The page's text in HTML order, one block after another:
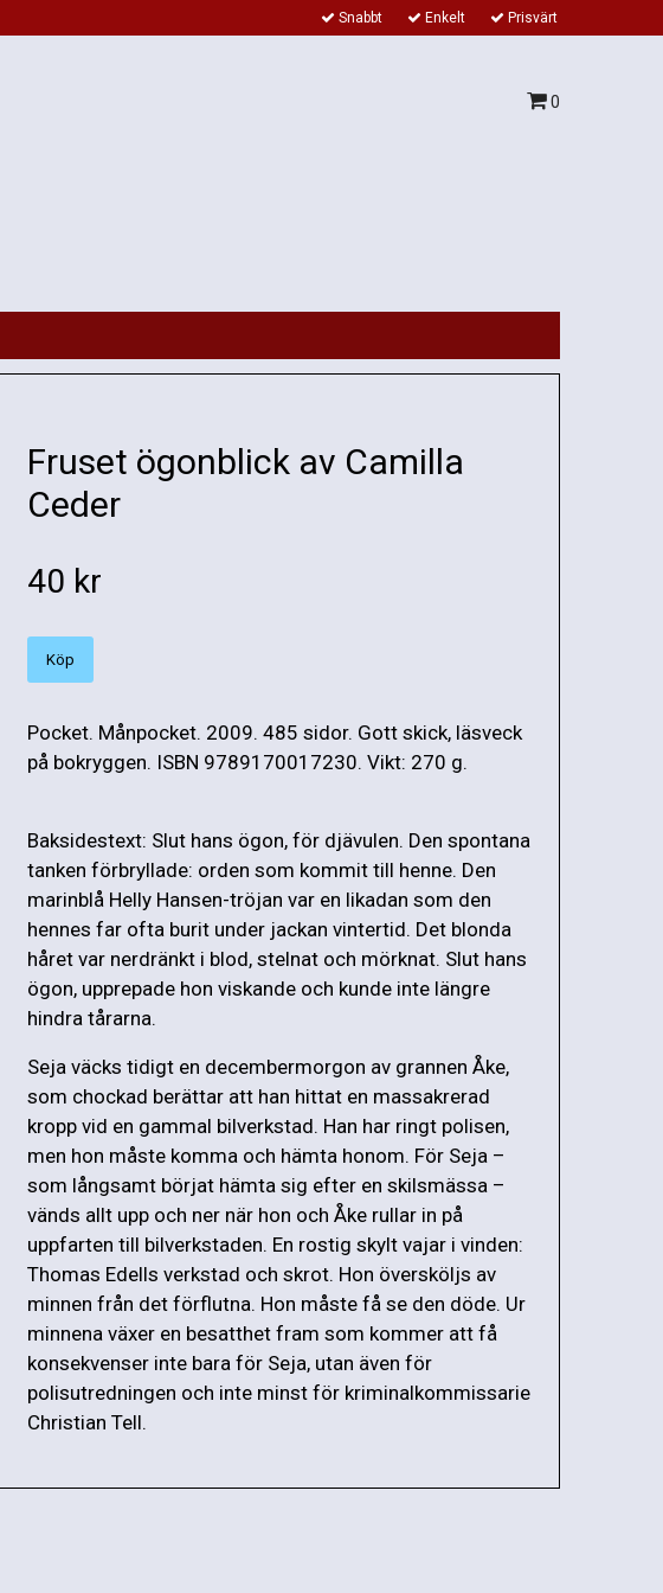
Snabbt Enkelt Prisvärt
0
Fruset ögonblick av Camilla
Ceder
40 kr
Köp
Pocket. Månpocket. 2009. 485 sidor. Gott skick, läsveck
på bokryggen. ISBN 9789170017230. Vikt: 270 g.
Baksidestext: Slut hans ögon, för djävulen. Den spontana
tanken förbryllade: orden som kommit till henne. Den
marinblå Helly Hansen-tröjan var en likadan som den
hennes far ofta burit under jackan vintertid. Det blonda
håret var nerdränkt i blod, stelnat och mörknat. Slut hans
ögon, upprepade hon viskande och kunde inte längre
hindra tårarna.
Seja väcks tidigt en decembermorgon av grannen Åke,
som chockad berättar att han hittat en massakrerad
kropp vid en gammal bilverkstad. Han har ringt polisen,
men hon måste komma och hämta honom. För Seja –
som långsamt börjat hämta sig efter en skilsmässa –
vänds allt upp och ner när hon och Åke rullar in på
uppfarten till bilverkstaden. En rostig skylt vajar i vinden:
Thomas Edells verkstad och skrot. Hon översköljs av
minnen från det förflutna. Hon måste få se den döde. Ur
minnena växer en besatthet fram som kommer att få
konsekvenser inte bara för Seja, utan även för
polisutredningen och inte minst för kriminalkommissarie
Christian Tell.